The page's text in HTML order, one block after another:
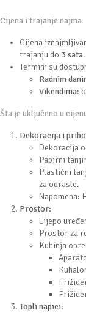
Cijena i trajanje najma
Cijena
trajanju do 3 sata.
Termini su
Radnim
Vikendima:
Šta je uključeno u
Dekoracija i
Dekoracija
Papirni
Plastični
za odrasle.
Napomena:
Prostor:
Lijepo
Prostor za
Kuhinja
Topli napici: